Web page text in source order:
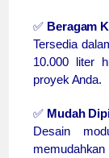
✅ Beragam
Tersedia
10.000 liter
proyek Anda.
✅ Mudah
Desain